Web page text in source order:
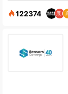
122374